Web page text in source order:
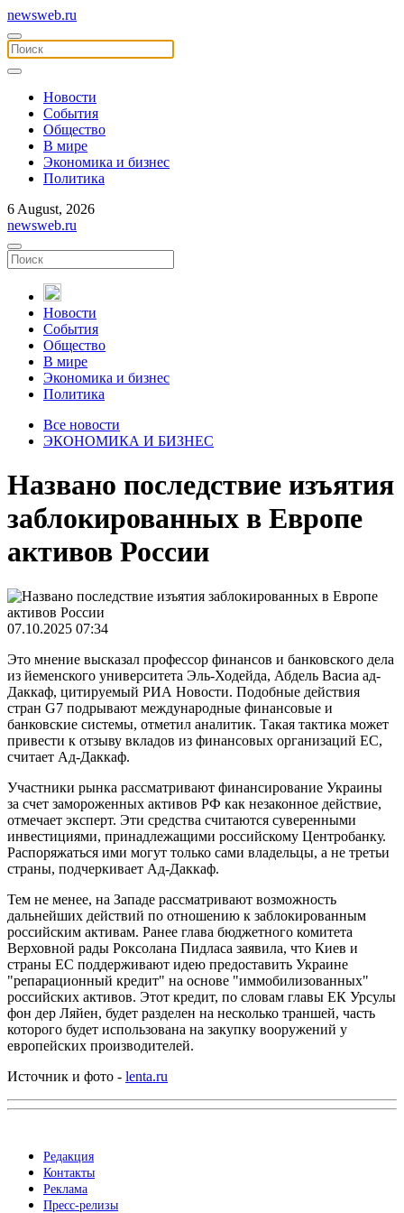
newsweb.ru
Новости
События
Общество
В мире
Экономика и бизнес
Политика
6 August, 2026
newsweb.ru
Новости
События
Общество
В мире
Экономика и бизнес
Политика
Все новости
ЭКОНОМИКА И БИЗНЕС
Названо последствие изъятия
заблокированных в Европе
активов России
07.10.2025 07:34
Это мнение высказал профессор финансов и банковского дела
из йеменского университета Эль-Ходейда, Абдель Васиа ад-
Даккаф, цитируемый РИА Новости. Подобные действия
стран G7 подрывают международные финансовые и
банковские системы, отметил аналитик. Такая тактика может
привести к отзыву вкладов из финансовых организаций ЕС,
считает Ад-Даккаф.
Участники рынка рассматривают финансирование Украины
за счет замороженных активов РФ как незаконное действие,
отмечает эксперт. Эти средства считаются суверенными
инвестициями, принадлежащими российскому Центробанку.
Распоряжаться ими могут только сами владельцы, а не третьи
страны, подчеркивает Ад-Даккаф.
Тем не менее, на Западе рассматривают возможность
дальнейших действий по отношению к заблокированным
российским активам. Ранее глава бюджетного комитета
Верховной рады Роксолана Пидласа заявила, что Киев и
страны ЕС поддерживают идею предоставить Украине
"репарационный кредит" на основе "иммобилизованных"
российских активов. Этот кредит, по словам главы ЕК Урсулы
фон дер Ляйен, будет разделен на несколько траншей, часть
которого будет использована на закупку вооружений у
европейских производителей.
Источник и фото - lenta.ru
Редакция
Контакты
Реклама
Пресс-релизы